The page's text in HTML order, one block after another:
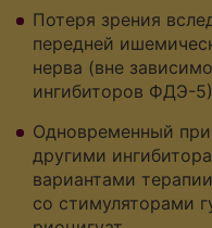
Потеря зрения
передней
нерва (вне
ингибиторов ФДЭ-
Одновременный
другими
вариантами
со стимуляторами